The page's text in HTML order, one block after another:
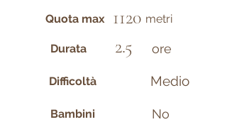
Quota max 1120
Durata 2.5
Difficoltà
Bambini
metri
ore
Medio
No